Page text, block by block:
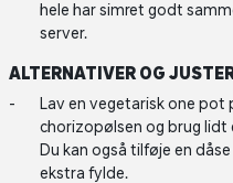
hele har simret godt
server.
ALTERNATIVER OG
Lav en vegetarisk one
chorizopølsen og brug lidt
Du kan også tilføje en
ekstra fylde.